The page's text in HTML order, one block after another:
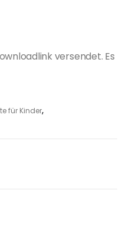
versendet. Es
für Kinder,